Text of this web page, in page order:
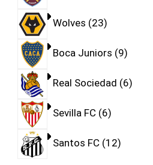
Wolves 23
Boca Juniors 9
Real Sociedad 6
Sevilla FC 6
Santos FC 12